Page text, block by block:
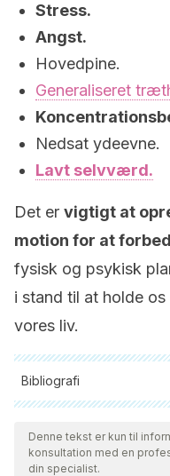
Stress.
Angst.
Hovedpine.
Generaliseret
Nedsat ydeevne.
Lavt selvværd.
Det er vigtigt at
motion for at
fysisk og psykisk
i stand til at holde
vores liv.
Bibliografi
Alle citerede kilder blev
for at sikre deres kvalitet,
Bibliografien i denne
Denne tekst er kun til
konsultation med en
din specialist.